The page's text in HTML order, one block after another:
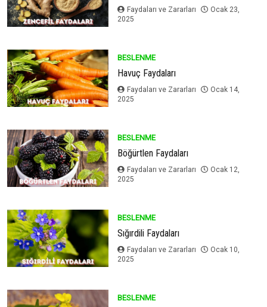
Faydaları ve Zararları
Ocak 23,
2025
BESLENME
Havuç Faydaları
Faydaları ve Zararları
Ocak 14,
2025
BESLENME
Böğürtlen Faydaları
Faydaları ve Zararları
Ocak 12,
2025
BESLENME
Sığırdili Faydaları
Faydaları ve Zararları
Ocak 10,
2025
BESLENME